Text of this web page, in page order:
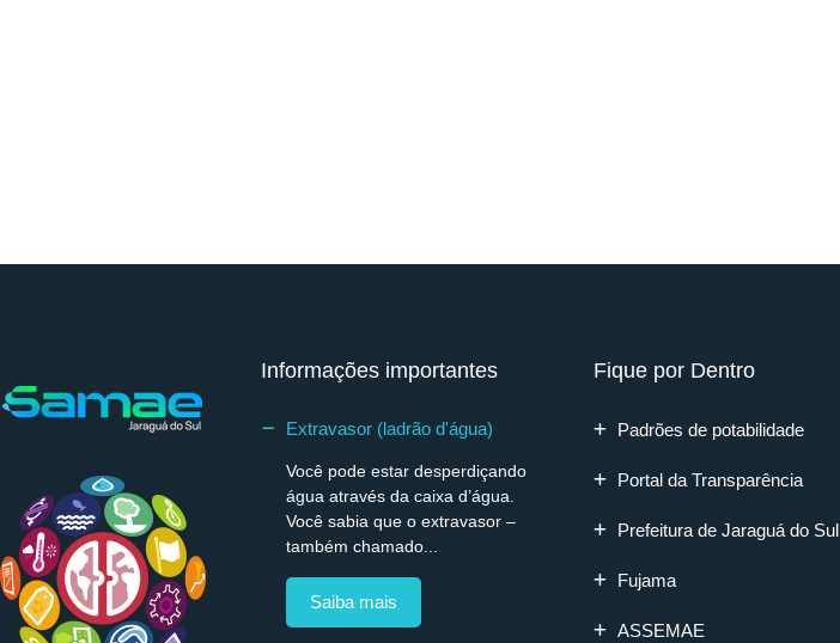
Informações importantes
Extravasor (ladrão d'água)
Você pode estar desperdiçando
água através da caixa d’água.
Você sabia que o extravasor –
também chamado...
Saiba mais
Fique por Dentro
Padrões de potabilidade
Portal da Transparência
Prefeitura de Jaraguá do Sul
Fujama
ASSEMAE